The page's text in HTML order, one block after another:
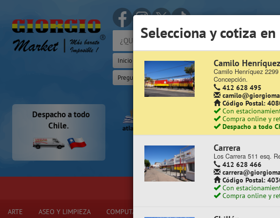
Inicio Iniciar Sesión | Zona Cliente Quiénes somos
Preguntas Frecuentes Sugererir productos
Despacho a todo
Chile.
¡ YA
Selecciona y cotiza
Camilo Henríquez
Camilo Henríquez
Concepción.
412 628 495
Código Postal:
Con
Compra online y
Despacho a todo
Carrera
Los Carrera 511 esq.
412 628 466
Código Postal:
Con
Compra online y
ARTE ASEO Y LIMPIEZA COMPUTACIÓN Y ELECTRÓNICA